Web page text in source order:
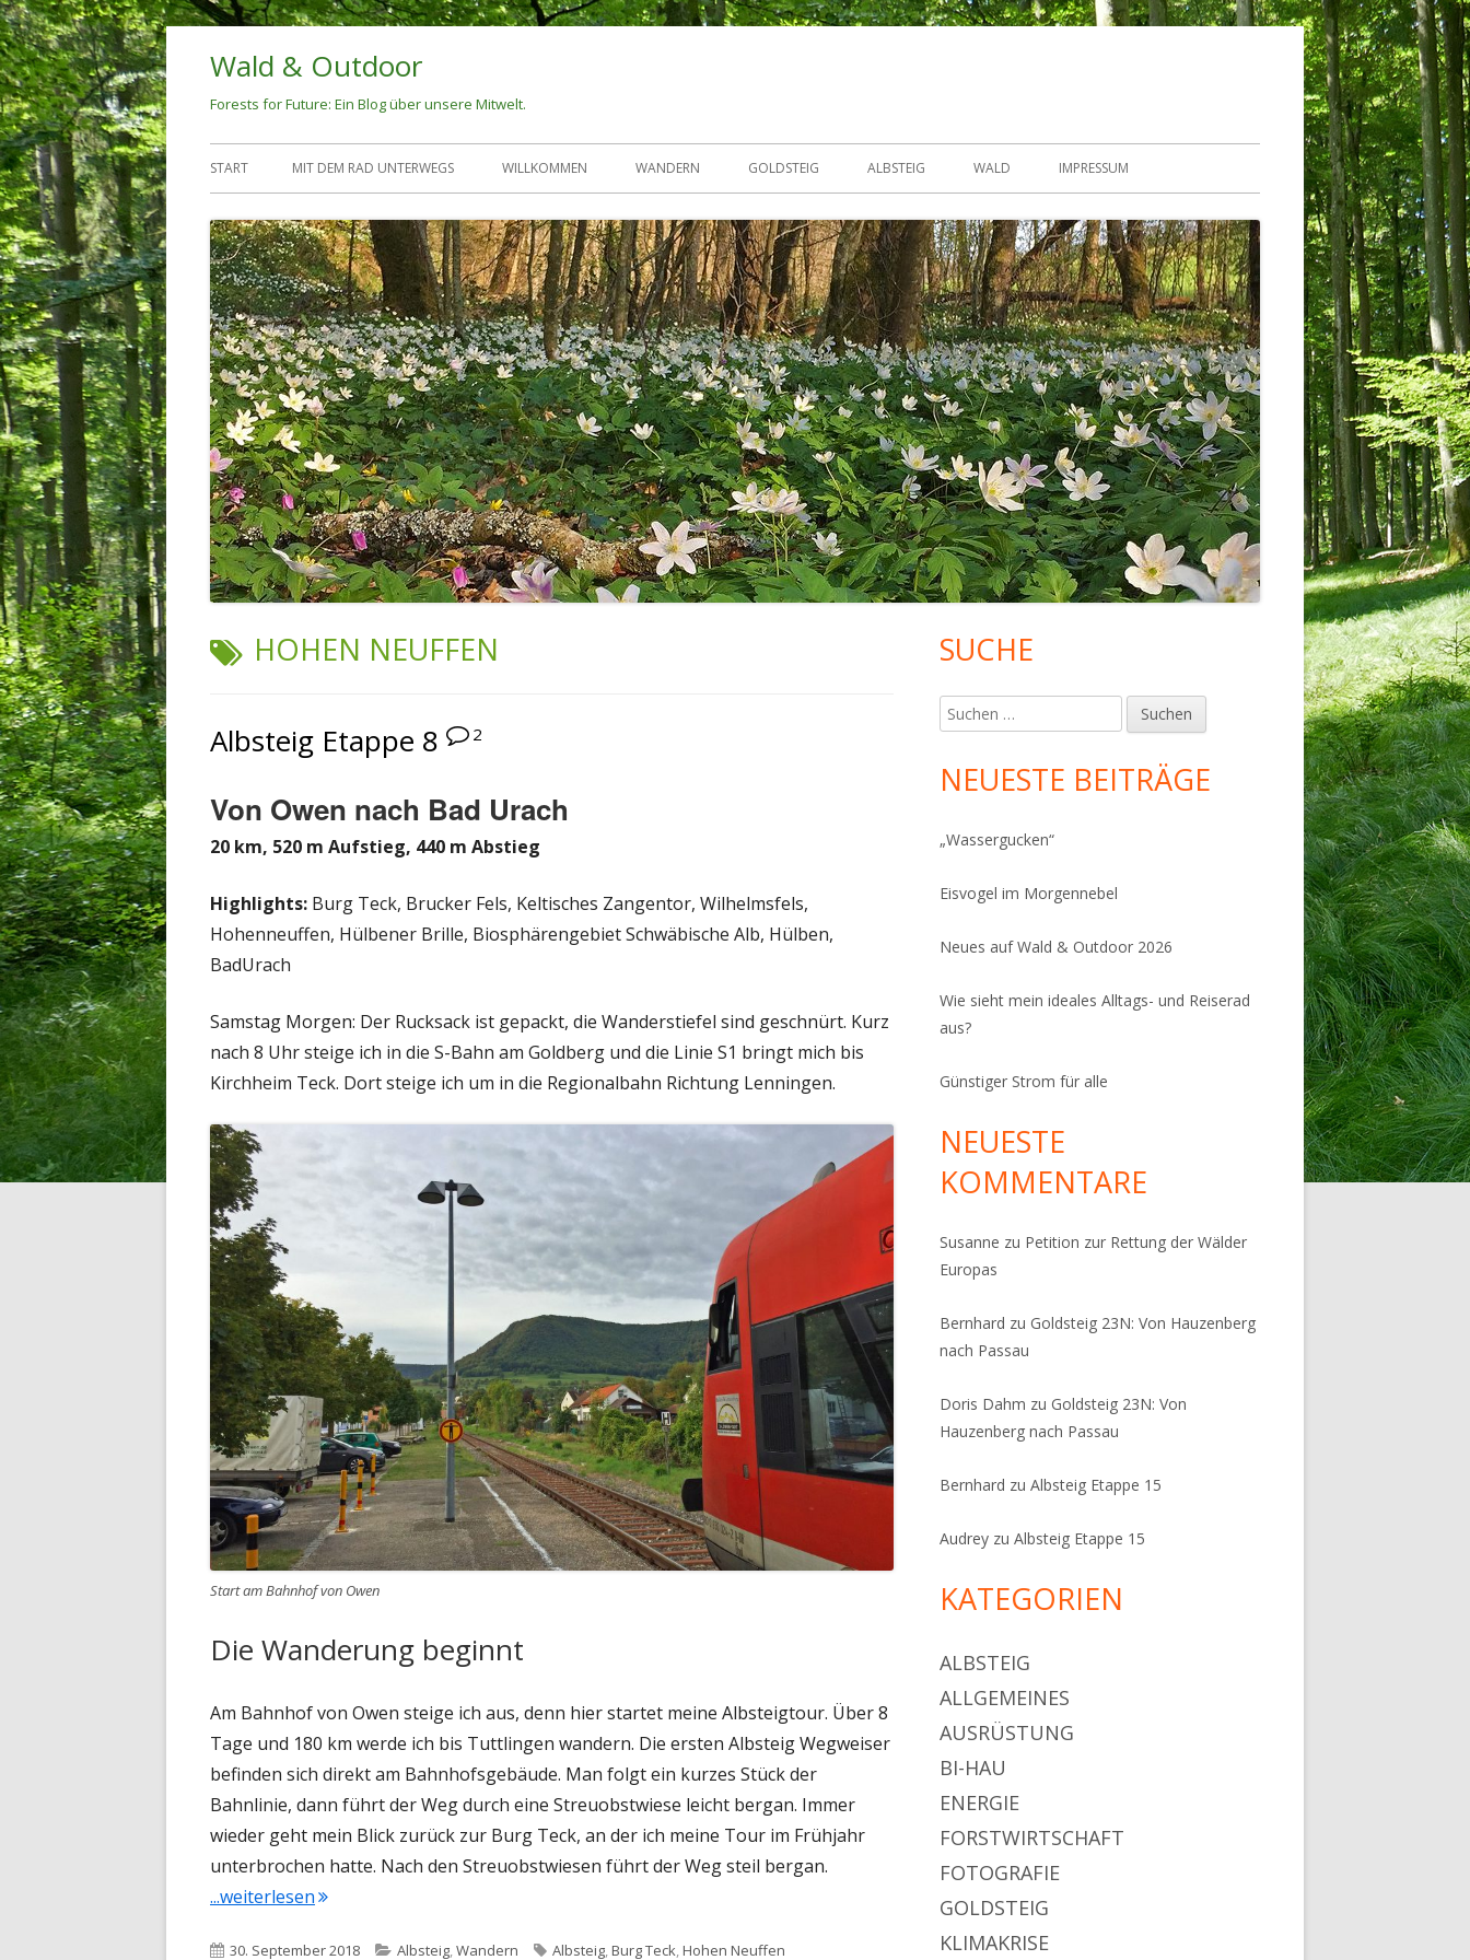
Springe
zum
Inhalt
Wald & Outdoor
Forests for Future: Ein Blog über unsere Mitwelt.
Primäres
Menü
START MIT DEM RAD UNTERWEGS WILLKOMMEN WANDERN GOLDSTEIG ALBSTEIG WALD IMPRESSUM
SCHLAGWORT:
HOHEN NEUFFEN
Albsteig Etappe 8 2
Von Owen nach Bad Urach
20 km, 520 m Aufstieg, 440 m Abstieg
Highlights: Burg Teck, Brucker Fels, Keltisches Zangentor, Wilhelmsfels,
Hohenneuffen, Hülbener Brille, Biosphärengebiet Schwäbische Alb, Hülben,
BadUrach
Samstag Morgen: Der Rucksack ist gepackt, die Wanderstiefel sind geschnürt. Kurz
nach 8 Uhr steige ich in die S-Bahn am Goldberg und die Linie S1 bringt mich bis
Kirchheim Teck. Dort steige ich um in die Regionalbahn Richtung Lenningen.
Start am Bahnhof von Owen
Die Wanderung beginnt
Am Bahnhof von Owen steige ich aus, denn hier startet meine Albsteigtour. Über 8
Tage und 180 km werde ich bis Tuttlingen wandern. Die ersten Albsteig Wegweiser
befinden sich direkt am Bahnhofsgebäude. Man folgt ein kurzes Stück der
Bahnlinie, dann führt der Weg durch eine Streuobstwiese leicht bergan. Immer
wieder geht mein Blick zurück zur Burg Teck, an der ich meine Tour im Frühjahr
unterbrochen hatte. Nach den Streuobstwiesen führt der Weg steil bergan.
...weiterlesen"Albsteig Etappe 8"
Veröffentlicht
30. September 2018 Kategorien
Albsteig,Wandern Schlagwörter
Albsteig,Burg Teck,Hohen Neuffen
Haupt-
Seitenleiste
SUCHE
Suchen
nach:
NEUESTE BEITRÄGE
„Wassergucken“
Eisvogel im Morgennebel
Neues auf Wald & Outdoor 2026
Wie sieht mein ideales Alltags- und Reiserad
aus?
Günstiger Strom für alle
NEUESTE
KOMMENTARE
Susanne zu Petition zur Rettung der Wälder
Europas
Bernhard zu Goldsteig 23N: Von Hauzenberg
nach Passau
Doris Dahm zu Goldsteig 23N: Von
Hauzenberg nach Passau
Bernhard zuAlbsteig Etappe 15
Audrey zuAlbsteig Etappe 15
KATEGORIEN
ALBSTEIG
ALLGEMEINES
AUSRÜSTUNG
BI-HAU
ENERGIE
FORSTWIRTSCHAFT
FOTOGRAFIE
GOLDSTEIG
KLIMAKRISE